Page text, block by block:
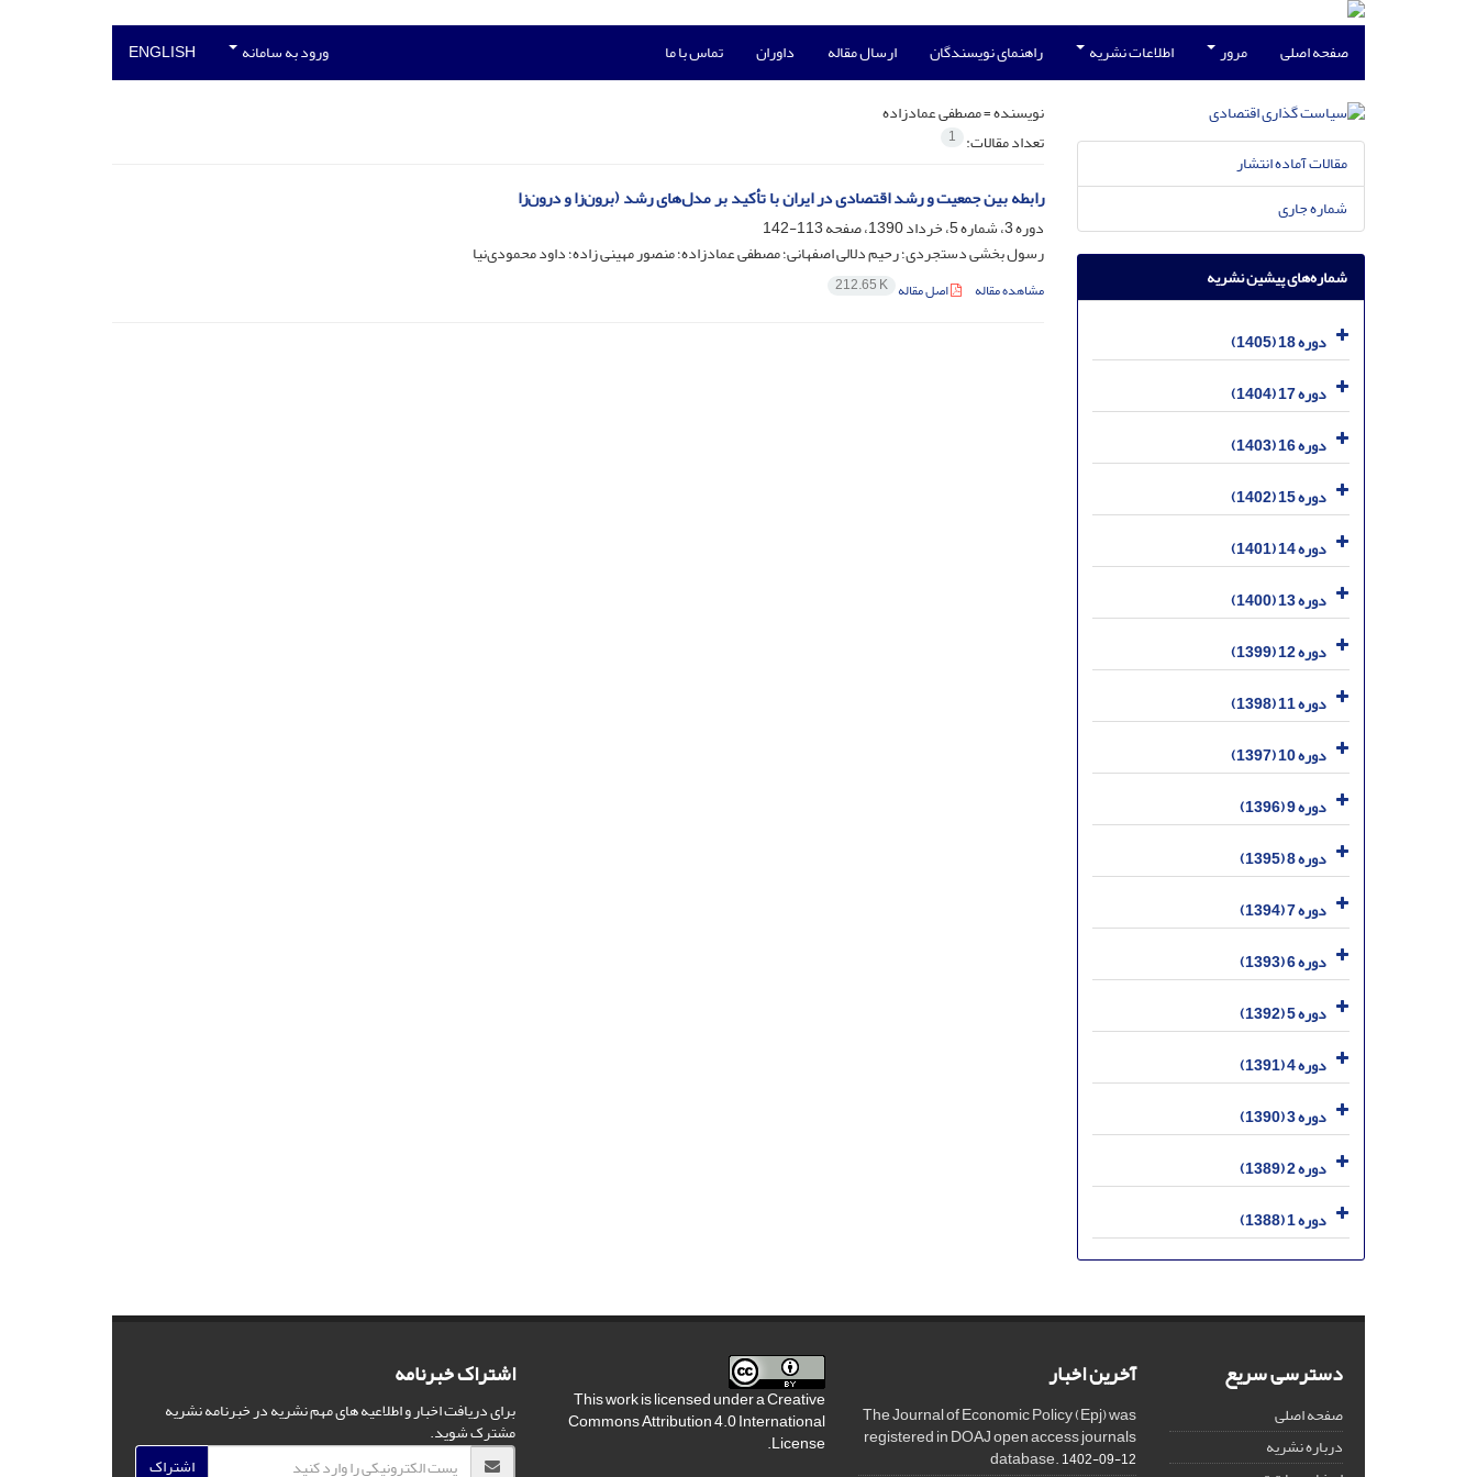
صفحه اصلی مرور اطلاعات نشریه راهنمای نویسندگان ارسال مقاله داوران تماس با ما ورود به سامانه ENGLISH
نویسنده =مصطفی عمادزاده
تعداد مقالات: 1
رابطه بین جمعیت و رشد اقتصادی در ایران با تأکید بر مدل‌های رشد (برون‌زا و درون‌زا
دوره 3، شماره 5، خرداد 1390، صفحه
113-142
رسول بخشی دستجردی؛ رحیم دلالی اصفهانی؛ مصطفی عمادزاده؛ منصور مهینی زاده؛ داود محمودی‌نیا
مشاهده مقاله اصل مقاله 212.65 K
مقالات آماده انتشار
شماره جاری
شماره‌های پیشین نشریه
دوره 18 (1405)
دوره 17 (1404)
دوره 16 (1403)
دوره 15 (1402)
دوره 14 (1401)
دوره 13 (1400)
دوره 12 (1399)
دوره 11 (1398)
دوره 10 (1397)
دوره 9 (1396)
دوره 8 (1395)
دوره 7 (1394)
دوره 6 (1393)
دوره 5 (1392)
دوره 4 (1391)
دوره 3 (1390)
دوره 2 (1389)
دوره 1 (1388)
دسترسی سریع
صفحه اصلی
درباره نشریه
آخرین اخبار
The Journal of Economic Policy (Epj) was
registered in DOAJ open access journals
database.1402-09-12
This work is licensed under aCreative
Commons Attribution 4.0 International
License
.
اشتراک خبرنامه
برای دریافت اخبار و اطلاعیه های مهم نشریه در خبرنامه نشریه
مشترک شوید.
اشتراک